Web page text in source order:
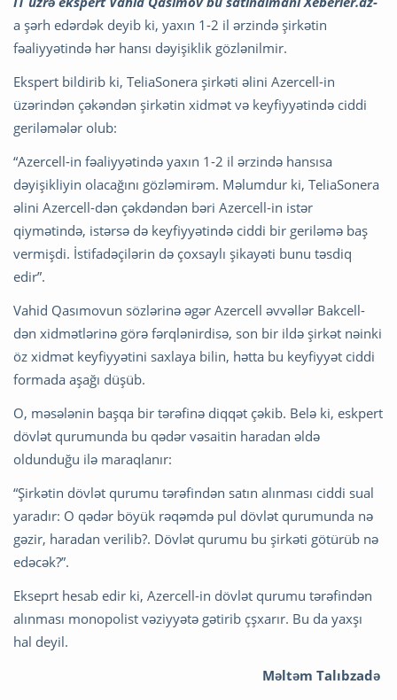
a şərh edərdək deyib ki, yaxın 1-2 il ərzində şirkətin
fəaliyyətində hər hansı dəyişiklik gözlənilmir.
Ekspert bildirib ki, TeliaSonera şirkəti əlini Azercell-in
üzərindən çəkəndən şirkətin xidmət və keyfiyyətində ciddi
geriləmələr olub:
“Azercell-in fəaliyyətində yaxın 1-2 il ərzində hansısa
dəyişikliyin olacağını gözləmirəm. Məlumdur ki, TeliaSonera
əlini Azercell-dən çəkdəndən bəri Azercell-in istər
qiymətində, istərsə də keyfiyyətində ciddi bir geriləmə baş
vermişdi. İstifadəçilərin də çoxsaylı şikayəti bunu təsdiq
edir”.
Vahid Qasımovun sözlərinə əgər Azercell əvvəllər Bakcell-
dən xidmətlərinə görə fərqlənirdisə, son bir ildə şirkət nəinki
öz xidmət keyfiyyətini saxlaya bilin, hətta bu keyfiyyət ciddi
formada aşağı düşüb.
O, məsələnin başqa bir tərəfinə diqqət çəkib. Belə ki, eskpert
dövlət qurumunda bu qədər vəsaitin haradan əldə
oldunduğu ilə maraqlanır:
“Şirkətin dövlət qurumu tərəfindən satın alınması ciddi sual
yaradır: O qədər böyük rəqəmdə pul dövlət qurumunda nə
gəzir, haradan verilib?. Dövlət qurumu bu şirkəti götürüb nə
edəcək?”.
Ekseprt hesab edir ki, Azercell-in dövlət qurumu tərəfindən
alınması monopolist vəziyyətə gətirib çşxarır. Bu da yaxşı
hal deyil.
Məltəm Talıbzadə